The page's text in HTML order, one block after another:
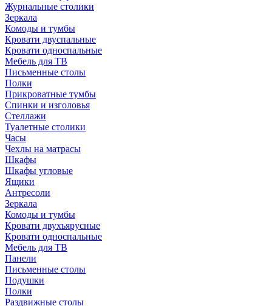
Журнальные столики
Зеркала
Комоды и тумбы
Кровати двуспальные
Кровати односпальные
Мебель для ТВ
Письменные столы
Полки
Прикроватные тумбы
Спинки и изголовья
Стеллажи
Туалетные столики
Часы
Чехлы на матрасы
Шкафы
Шкафы угловые
Ящики
Антресоли
Зеркала
Комоды и тумбы
Кровати двухъярусные
Кровати односпальные
Мебель для ТВ
Панели
Письменные столы
Подушки
Полки
Раздвижные столы